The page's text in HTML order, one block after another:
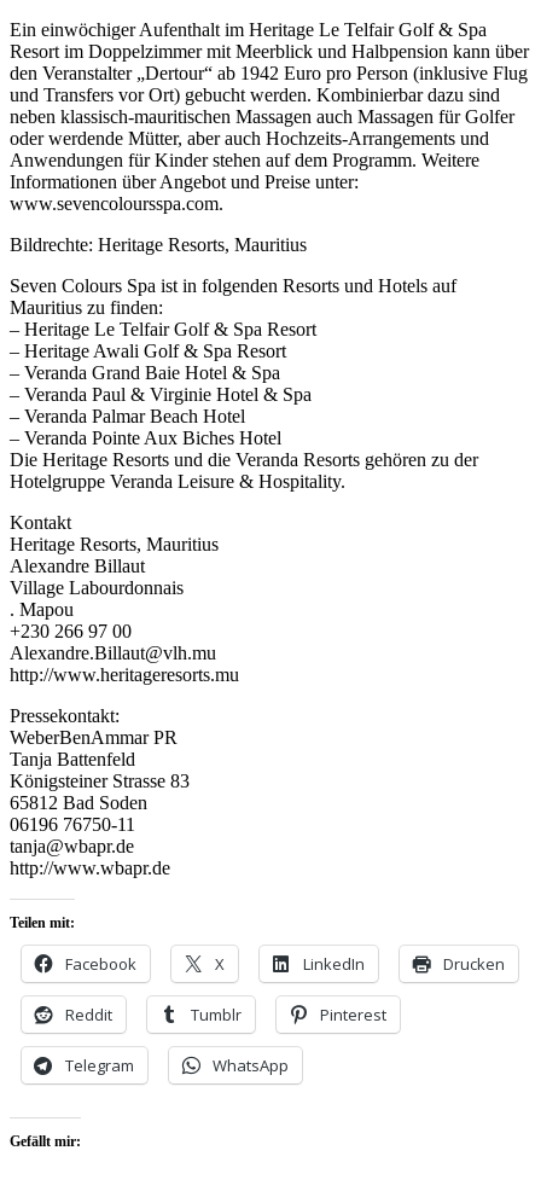
Ein einwöchiger Aufenthalt im Heritage Le Telfair Golf & Spa
Resort im Doppelzimmer mit Meerblick und Halbpension kann über
den Veranstalter „Dertour“ ab 1942 Euro pro Person (inklusive Flug
und Transfers vor Ort) gebucht werden. Kombinierbar dazu sind
neben klassisch-mauritischen Massagen auch Massagen für Golfer
oder werdende Mütter, aber auch Hochzeits-Arrangements und
Anwendungen für Kinder stehen auf dem Programm. Weitere
Informationen über Angebot und Preise unter:
www.sevencoloursspa.com.
Bildrechte: Heritage Resorts, Mauritius
Seven Colours Spa ist in folgenden Resorts und Hotels auf
Mauritius zu finden:
– Heritage Le Telfair Golf & Spa Resort
– Heritage Awali Golf & Spa Resort
– Veranda Grand Baie Hotel & Spa
– Veranda Paul & Virginie Hotel & Spa
– Veranda Palmar Beach Hotel
– Veranda Pointe Aux Biches Hotel
Die Heritage Resorts und die Veranda Resorts gehören zu der
Hotelgruppe Veranda Leisure & Hospitality.
Kontakt
Heritage Resorts, Mauritius
Alexandre Billaut
Village Labourdonnais
. Mapou
+230 266 97 00
Alexandre.Billaut@vlh.mu
http://www.heritageresorts.mu
Pressekontakt:
WeberBenAmmar PR
Tanja Battenfeld
Königsteiner Strasse 83
65812 Bad Soden
06196 76750-11
tanja@wbapr.de
http://www.wbapr.de
Teilen mit:
Facebook X LinkedIn Drucken
Reddit Tumblr Pinterest
Telegram WhatsApp
Gefällt mir: